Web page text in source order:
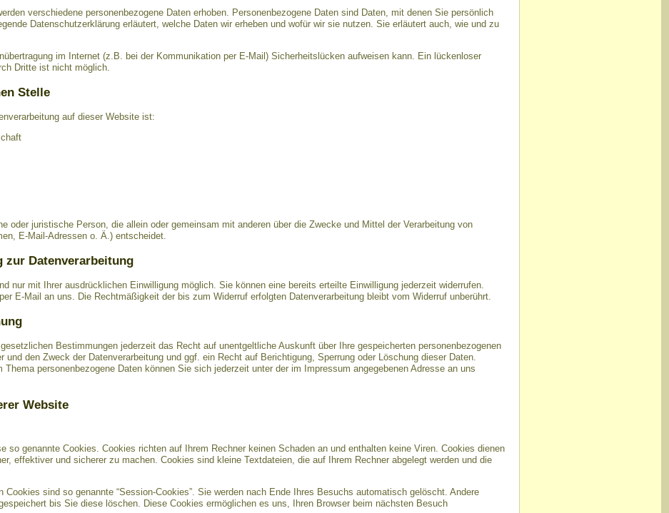
verschiedene personenbezogene Daten erhoben. Personenbezogene Daten sind Daten, mit denen Sie persönlich
Datenschutzerklärung erläutert, welche Daten wir erheben und wofür wir sie nutzen. Sie erläutert auch, wie und zu
im Internet (z.B. bei der Kommunikation per E-Mail) Sicherheitslücken aufweisen kann. Ein lückenloser
Dritte ist nicht möglich.
Stelle
auf dieser Website ist:
oder juristische Person, die allein oder gemeinsam mit anderen über die Zwecke und Mittel der Verarbeitung von
E-Mail-Adressen o. Ä.) entscheidet.
Datenverarbeitung
nur mit Ihrer ausdrücklichen Einwilligung möglich. Sie können eine bereits erteilte Einwilligung jederzeit widerrufen.
E-Mail an uns. Die Rechtmäßigkeit der bis zum Widerruf erfolgten Datenverarbeitung bleibt vom Widerruf unberührt.
Bestimmungen jederzeit das Recht auf unentgeltliche Auskunft über Ihre gespeicherten personenbezogenen
und den Zweck der Datenverarbeitung und ggf. ein Recht auf Berichtigung, Sperrung oder Löschung dieser Daten.
Thema personenbezogene Daten können Sie sich jederzeit unter der im Impressum angegebenen Adresse an uns
Website
so genannte Cookies. Cookies richten auf Ihrem Rechner keinen Schaden an und enthalten keine Viren. Cookies dienen
effektiver und sicherer zu machen. Cookies sind kleine Textdateien, die auf Ihrem Rechner abgelegt werden und die
Cookies sind so genannte “Session-Cookies”. Sie werden nach Ende Ihres Besuchs automatisch gelöscht. Andere
bis Sie diese löschen. Diese Cookies ermöglichen es uns, Ihren Browser beim nächsten Besuch